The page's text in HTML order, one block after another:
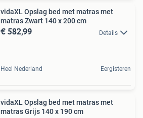
vidaXL Opslag bed met matras met
matras Zwart 140 x 200 cm
€ 582,99 Details
Heel Nederland Eergisteren
vidaXL Opslag bed met matras met
matras Grijs 140 x 190 cm